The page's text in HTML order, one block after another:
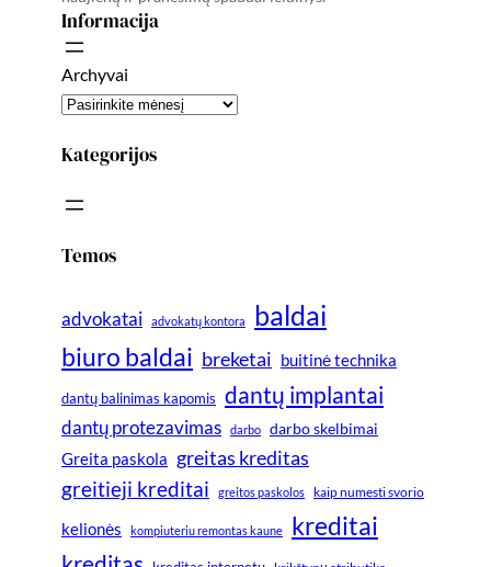
Informacija
Archyvai
Kategorijos
Temos
advokatai advokatų kontora baldai
biuro baldai breketai buitinė technika
dantų balinimas kapomis dantų implantai
dantų protezavimas darbo darbo skelbimai
Greita paskola greitas kreditas
greitieji kreditai greitos paskolos kaip numesti svorio
kelionės kompiuteriu remontas kaune kreditai